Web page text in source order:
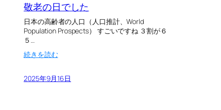
き
敬老の日でした
日本の高齢者の人口（人口推計、World
Population Prospects） すごいですね ３割が６
５…
続きを読む:
の
2025年9月16日